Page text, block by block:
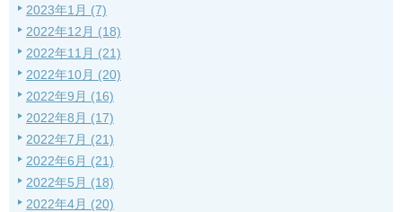
2023年1月 (7)
2022年12月 (18)
2022年11月 (21)
2022年10月 (20)
2022年9月 (16)
2022年8月 (17)
2022年7月 (21)
2022年6月 (21)
2022年5月 (18)
2022年4月 (20)